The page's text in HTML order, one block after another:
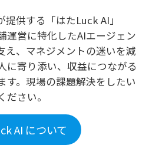
供する「はたLuck AI」
運営に特化したAIエージェン
え、マネジメントの迷いを減
に寄り添い、収益につながる
す。現場の課題解決をしたい
さい。
AI について